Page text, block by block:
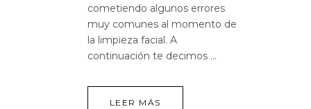
cometiendo algunos errores
muy comunes al momento de
la limpieza facial. A
continuación te decimos
LEER MÁS